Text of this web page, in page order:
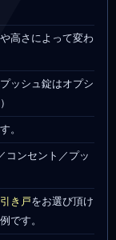
高さによって変わ
ッシュ錠はオプシ
。
コンセント／プッ
き戸をお選び頂け
です。